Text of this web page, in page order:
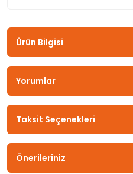
Ürün Bilgisi
Yorumlar
Taksit Seçenekleri
Önerileriniz